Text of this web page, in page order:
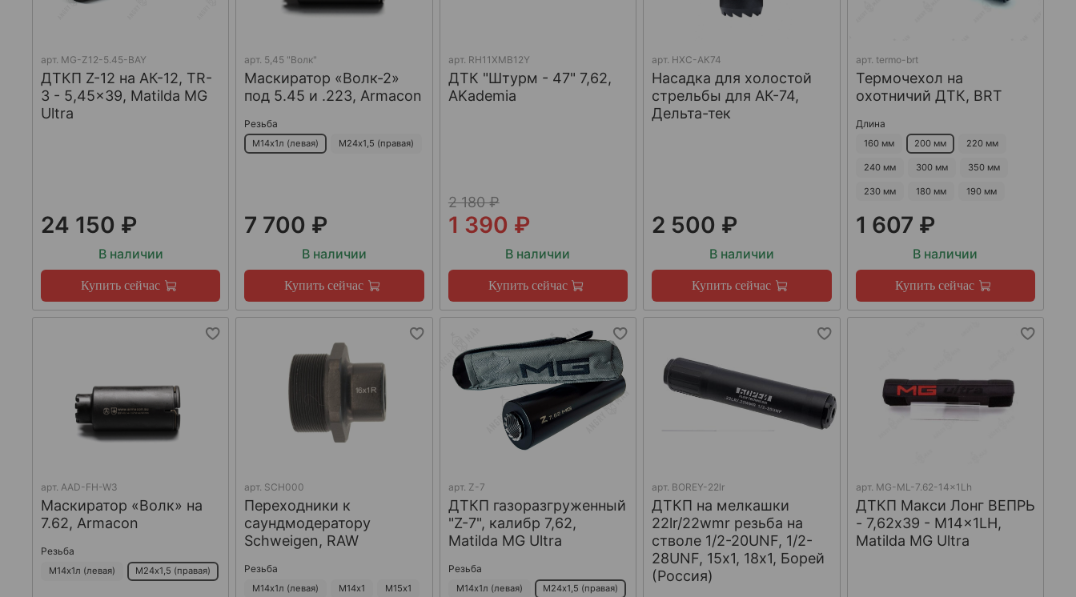
арт. MG-Z12-5.45-BAY
ДТКП Z-12 на АК-12, TR-
3 - 5,45x39, Matilda MG
Ultra
24 150 ₽
В наличии
Купить сейчас
арт. 5,45 "Волк"
Маскиратор «Волк-2»
под 5.45 и .223, Armacon
Резьба
М14х1л (левая) М24х1,5 (правая)
7 700 ₽
В наличии
Купить сейчас
арт. RH11XMB12Y
ДТК "Штурм - 47" 7,62,
AKademia
2 180 ₽
1 390 ₽
В наличии
Купить сейчас
арт. НХС-АК74
Насадка для холостой
стрельбы для АК-74,
Дельта-тек
2 500 ₽
В наличии
Купить сейчас
арт. termo-brt
Термочехол на
охотничий ДТК, BRT
Длина
160 мм 200 мм 220 мм
240 мм 300 мм 350 мм
230 мм 180 мм 190 мм
1 607 ₽
В наличии
Купить сейчас
арт. AAD-FH-W3
Маскиратор «Волк» на
7.62, Armacon
Резьба
М14х1л (левая) М24х1,5 (правая)
арт. SCH000
Переходники к
саундмодератору
Schweigen, RAW
Резьба
М14х1л (левая) М14х1 М15х1
арт. Z-7
ДТКП газоразгруженный
"Z-7", калибр 7,62,
Matilda MG Ultra
Резьба
М14х1л (левая) М24х1,5 (правая)
арт. BOREY-22lr
ДТКП на мелкашки
22lr/22wmr резьба на
стволе 1/2-20UNF, 1/2-
28UNF, 15х1, 18х1, Борей
(Россия)
арт. MG-ML-7.62-14x1Lh
ДТКП Макси Лонг ВЕПРЬ
- 7,62x39 - M14x1LH,
Matilda MG Ultra